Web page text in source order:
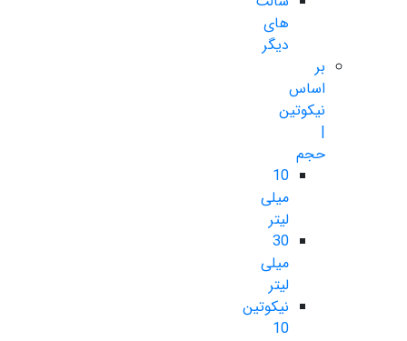
های
دیگر
بر
اساس
نیکوتین
|
حجم
10
میلی
لیتر
30
میلی
لیتر
نیکوتین
10